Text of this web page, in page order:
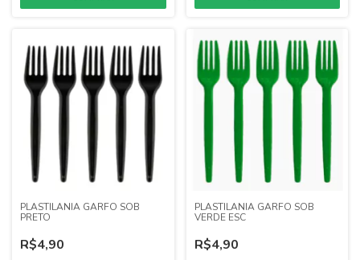
PLASTILANIA GARFO SOB
PRETO
R$4,90
PLASTILANIA GARFO SOB
VERDE ESC
R$4,90